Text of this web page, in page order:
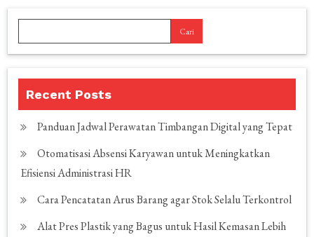
Cari
Recent Posts
Panduan Jadwal Perawatan Timbangan Digital yang Tepat
Otomatisasi Absensi Karyawan untuk Meningkatkan
Efisiensi Administrasi HR
Cara Pencatatan Arus Barang agar Stok Selalu Terkontrol
Alat Pres Plastik yang Bagus untuk Hasil Kemasan Lebih